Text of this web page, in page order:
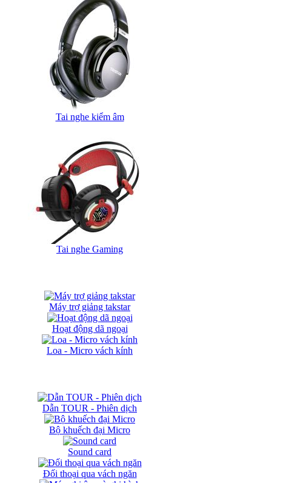
Tai nghe kiểm âm
Tai nghe Gaming
Máy trợ giảng takstar
Hoạt động dã ngoại
Loa - Micro vách kính
Dẫn TOUR - Phiên dịch
Bộ khuếch đại Micro
Sound card
Đối thoại qua vách ngăn